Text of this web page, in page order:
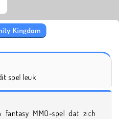
Kingdom
spel leuk
MMO-spel dat zich